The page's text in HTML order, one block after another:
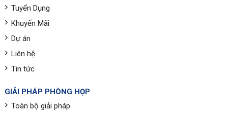
Tuyển Dụng
Khuyến Mãi
Dự án
Liên hệ
Tin tức
GIẢI PHÁP PHÒNG HỌP
Toàn bộ giải pháp